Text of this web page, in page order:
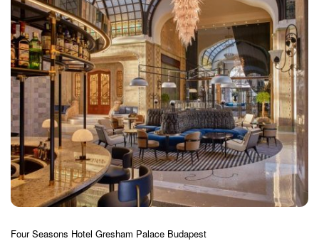
Four Seasons Hotel Gresham Palace Budapest